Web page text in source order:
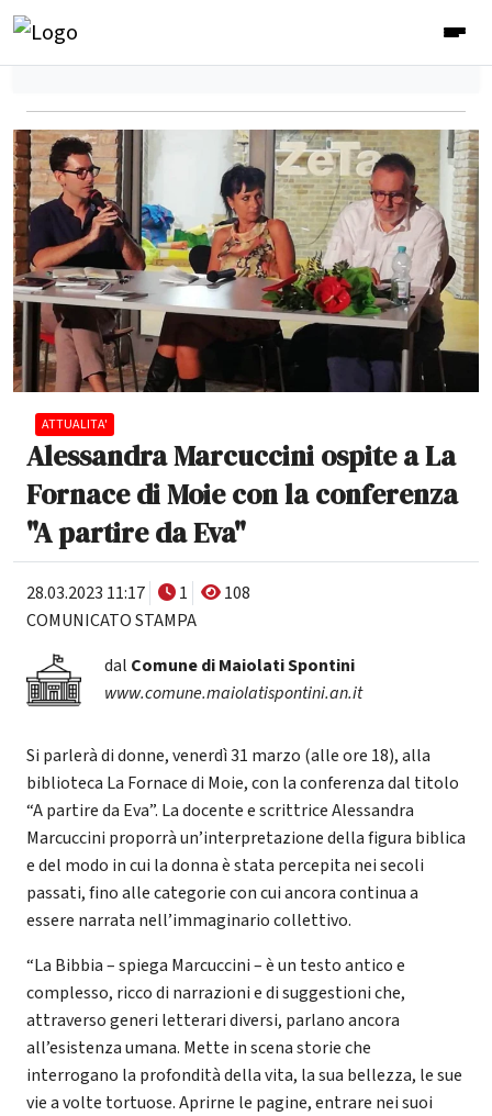
ATTUALITA'
Alessandra Marcuccini ospite a La
Fornace di Moie con la conferenza
"A partire da Eva"
28.03.2023 11:17 1
108
COMUNICATO STAMPA
dal Comune di Maiolati Spontini
www.comune.maiolatispontini.an.it
Si parlerà di donne, venerdì 31 marzo (alle ore 18), alla
biblioteca La Fornace di Moie, con la conferenza dal titolo
“A partire da Eva”. La docente e scrittrice Alessandra
Marcuccini proporrà un’interpretazione della figura biblica
e del modo in cui la donna è stata percepita nei secoli
passati, fino alle categorie con cui ancora continua a
essere narrata nell’immaginario collettivo.
“La Bibbia – spiega Marcuccini – è un testo antico e
complesso, ricco di narrazioni e di suggestioni che,
attraverso generi letterari diversi, parlano ancora
all’esistenza umana. Mette in scena storie che
interrogano la profondità della vita, la sua bellezza, le sue
vie a volte tortuose. Aprirne le pagine, entrare nei suoi